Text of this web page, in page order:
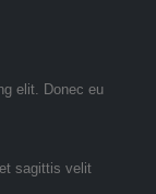
elit. Donec eu
sagittis velit